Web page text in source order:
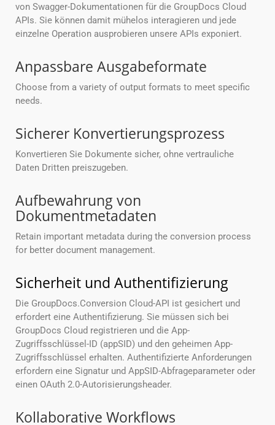
von Swagger-Dokumentationen für die GroupDocs Cloud
APIs. Sie können damit mühelos interagieren und jede
einzelne Operation ausprobieren unsere APIs exponiert.
Anpassbare Ausgabeformate
Choose from a variety of output formats to meet specific
needs.
Sicherer Konvertierungsprozess
Konvertieren Sie Dokumente sicher, ohne vertrauliche
Daten Dritten preiszugeben.
Aufbewahrung von
Dokumentmetadaten
Retain important metadata during the conversion process
for better document management.
Sicherheit und Authentifizierung
Die GroupDocs.Conversion Cloud-API ist gesichert und
erfordert eine Authentifizierung. Sie müssen sich bei
GroupDocs Cloud registrieren und die App-
Zugriffsschlüssel-ID (appSID) und den geheimen App-
Zugriffsschlüssel erhalten. Authentifizierte Anforderungen
erfordern eine Signatur und AppSID-Abfrageparameter oder
einen OAuth 2.0-Autorisierungsheader.
Kollaborative Workflows